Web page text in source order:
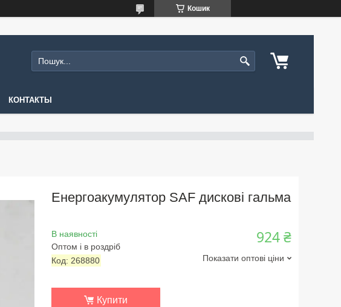
Кошик
КОНТАКТЫ
Енергоакумулятор SAF дискові гальма
В наявності
Оптом і в роздріб
Код: 268880
924 ₴
Показати оптові ціни
Купити